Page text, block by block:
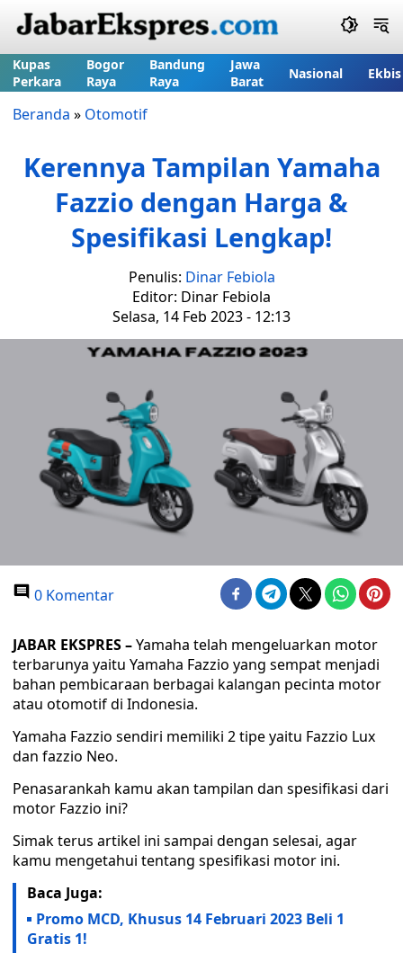
Kupas
Perkara
Bogor
Raya
Bandung
Raya
Jawa
Barat
Nasional Ekbis
Beranda » Otomotif
Kerennya Tampilan Yamaha
Fazzio dengan Harga &
Spesifikasi Lengkap!
Penulis: Dinar Febiola
Editor: Dinar Febiola
Selasa, 14 Feb 2023 - 12:13
0 Komentar
JABAR EKSPRES –Yamaha telah mengeluarkan motor
terbarunya yaitu Yamaha Fazzio yang sempat menjadi
bahan pembicaraan berbagai kalangan pecinta motor
atau otomotif di Indonesia.
Yamaha Fazzio sendiri memiliki 2 tipe yaitu Fazzio Lux
dan fazzio Neo.
Penasarankah kamu akan tampilan dan spesifikasi dari
motor Fazzio ini?
Simak terus artikel ini sampai dengan selesai, agar
kamu mengetahui tentang spesifikasi motor ini.
Baca Juga:
Promo MCD, Khusus 14 Februari 2023 Beli 1
Gratis 1!